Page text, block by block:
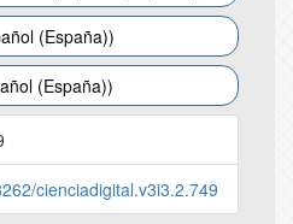
(España))
(España))
cienciadigital.v3i3.2.749